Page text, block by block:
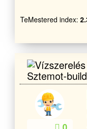
TeMestered index:
Sztemot-